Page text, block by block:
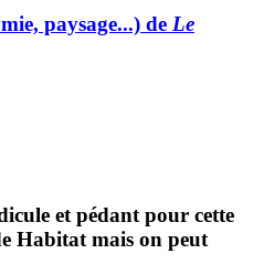
paysage...) de Le
et pédant pour cette
Habitat mais on peut